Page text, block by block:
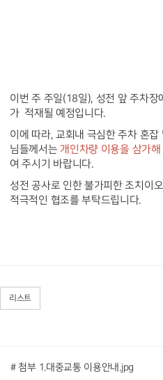
이번 주 주일(18일), 성전 앞 주차
가 적재될 예정입니다.
이에 따라, 교회내 극심한 주차 혼
님들께서는 개인차량 이용을 삼가해
여 주시기 바랍니다.
성전 공사로 인한 불가피한 조치이
적극적인 협조를 부탁드립니다.
리스트
# 첨부 1.대중교통 이용안내.jpg